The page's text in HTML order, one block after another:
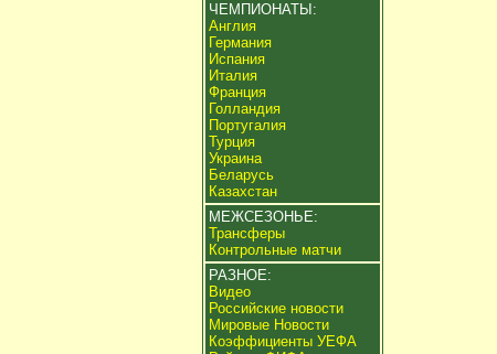
ЧЕМПИОНАТЫ:
Англия
Германия
Испания
Италия
Франция
Голландия
Португалия
Турция
Украина
Беларусь
Казахстан
МЕЖСЕЗОНЬЕ:
Трансферы
Контрольные матчи
РАЗНОЕ:
Видео
Российские новости
Мировые Новости
Коэффициенты УЕФА